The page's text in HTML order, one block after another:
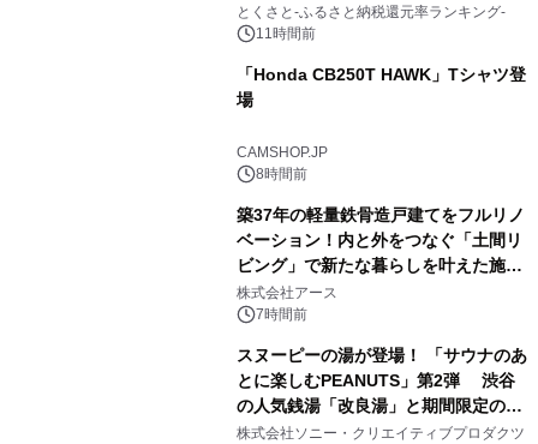
とくさと-ふるさと納税還元率ランキング-
11時間前
「Honda CB250T HAWK」Tシャツ登
場
CAMSHOP.JP
8時間前
築37年の軽量鉄骨造戸建てをフルリノ
ベーション！内と外をつなぐ「土間リ
ビング」で新たな暮らしを叶えた施工
事例を株式会社アースが公開
株式会社アース
7時間前
スヌーピーの湯が登場！ 「サウナのあ
とに楽しむPEANUTS」第2弾 渋谷
の人気銭湯「改良湯」と期間限定のコ
ラボレーション サウナイキタイコラ
株式会社ソニー・クリエイティブプロダクツ